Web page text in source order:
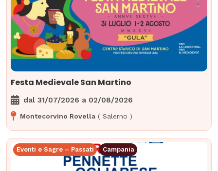
Festa Medievale San Martino
dal31/07/2026 a 02/08/2026
Montecorvino Rovella (Salerno )
Eventi e Sagre – Passati Campania